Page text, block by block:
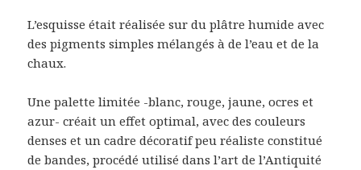
L’esquisse était réalisée sur du plâtre humide avec
des pigments simples mélangés à de l’eau et de la
chaux.
Une palette limitée -blanc, rouge, jaune, ocres et
azur- créait un effet optimal, avec des couleurs
denses et un cadre décoratif peu réaliste constitué
de bandes, procédé utilisé dans l’art de l’Antiquité